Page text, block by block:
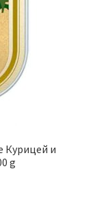
Курицей и
g